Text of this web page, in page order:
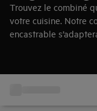
Trouvez le combiné
votre cuisine. Notre
encastrable